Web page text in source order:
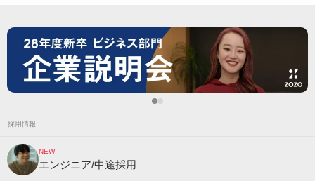
採用情報
NEW
エンジニア/中途採用